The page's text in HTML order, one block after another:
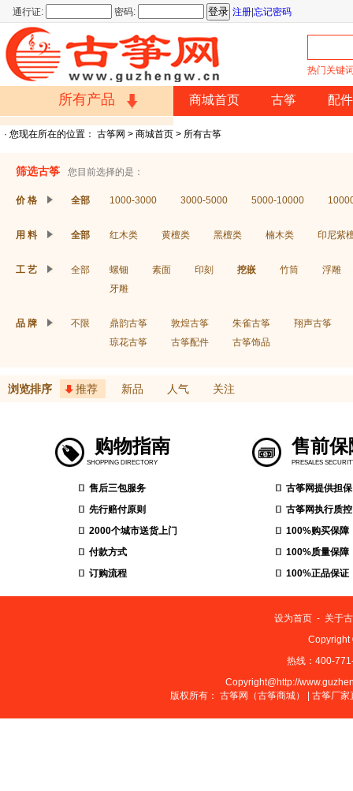
通行证: 密码: 注册 忘记密码
热门关键
所有产品
>价格>材质>团购
> 罩子 >胶布
商城首页 古筝 配件
· 您现在所在的位置： 古筝网 > 商城首页 > 所有古筝
筛选古筝 您目前选择的是：
价 格 全部 1000-3000 3000-5000 5000-10000
用 料 全部 红木类 黄檀类 黑檀类 楠木类 印尼紫
工 艺 全部 螺钿 素面 印刻 挖嵌 竹筒
浮雕
牙雕
品 牌 不限 鼎韵古筝 敦煌古筝 朱雀古筝
翔声古筝
琼花古筝
古筝配件 古筝饰品
浏览排序 推荐 新品 人气 关注
购物指南
SHOPPING DIRECTORY
售后三包服务
先行赔付原则
2000个城市送货上门
付款方式
订购流程
售前保
PRESALES
古筝网提供担保
古筝网执行质控
100%购买保障
100%质量保障
100%正品保证
设为首页 - 关于
Copyright
热线：400-
Copyright@http://
版权所有：
古筝网（古筝商城） 古筝厂家